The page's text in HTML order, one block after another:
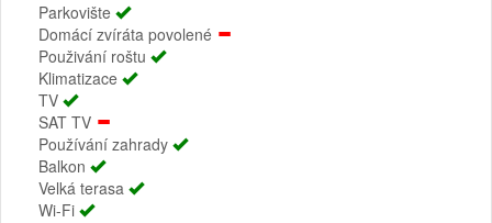
Parkovište
Domácí zvíráta povolené
Použivání roštu
Klimatizace
TV
SAT TV
Používání zahrady
Balkon
Velká terasa
Wi-Fi